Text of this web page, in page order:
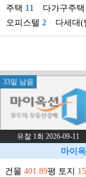
주택 11 다가구주택
오피스텔 2 다세대(
33일 남음
유찰 1회 2026-09-11
마이
건물 401.89평 토지